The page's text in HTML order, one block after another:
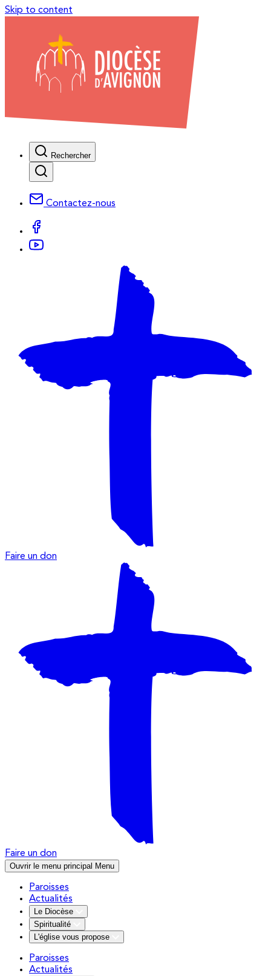
Skip to content
Rechercher
Contactez-nous
Faire un don
Faire un don
Ouvrir le menu principal Menu
Paroisses
Actualités
Le Diocèse
Spiritualité
L'église vous propose
Paroisses
Actualités